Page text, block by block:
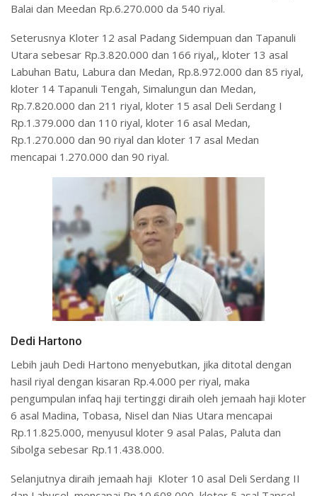
Balai dan Meedan Rp.6.270.000 da 540 riyal.
Seterusnya Kloter 12 asal Padang Sidempuan dan Tapanuli
Utara sebesar Rp.3.820.000 dan 166 riyal,, kloter 13 asal
Labuhan Batu, Labura dan Medan, Rp.8.972.000 dan 85 riyal,
kloter 14 Tapanuli Tengah, Simalungun dan Medan,
Rp.7.820.000 dan 211 riyal, kloter 15 asal Deli Serdang I
Rp.1.379.000 dan 110 riyal, kloter 16 asal Medan,
Rp.1.270.000 dan 90 riyal dan kloter 17 asal Medan
mencapai 1.270.000 dan 90 riyal.
Dedi Hartono
Lebih jauh Dedi Hartono menyebutkan, jika ditotal dengan
hasil riyal dengan kisaran Rp.4.000 per riyal, maka
pengumpulan infaq haji tertinggi diraih oleh jemaah haji kloter
6 asal Madina, Tobasa, Nisel dan Nias Utara mencapai
Rp.11.825.000, menyusul kloter 9 asal Palas, Paluta dan
Sibolga sebesar Rp.11.438.000.
Selanjutnya diraih jemaah haji Kloter 10 asal Deli Serdang II